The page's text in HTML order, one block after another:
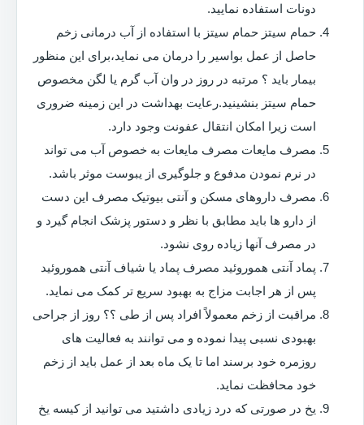
دونات استفاده نمایید.
حمام سیتز حمام سیتز با استفاده از آب درمانی زخم
حاصل از عمل بواسیر را درمان می نماید،برای این منظور
بیمار باید ؟ مرتبه در روز در وان آب گرم یا لگن مخصوص
حمام سیتز بنشینید.رعایت بهداشت در این زمینه ضروری
است زیرا امکان انتقال عفونت وجود دارد.
مصرف مایعات مصرف مایعات به خصوص آب می تواند
در نرم نمودن مدفوع و جلوگیری از یبوست موثر باشد.
مصرف داروهای مسکن و آنتی بیوتیک مصرف این دست
از دارو ها باید مطابق با نظر و دستور پزشک انجام گیرد و
در مصرف آنها زیاده روی نشود.
پماد آنتی هموروئید مصرف پماد یا شیاف آنتی هموروئید
پس از هر اجابت مزاج به بهبود سریع تر کمک می نماید.
مراقبت از زخم معمولاً افراد پس از طی ؟؟ روز از جراحی
بهبودی نسبی پیدا نموده و می توانند به فعالیت های
روزمره خود برسند اما تا یک ماه بعد از عمل باید از زخم
خود محافظت نماید.
یخ در صورتی که درد زیادی داشتید می توانید از کیسه یخ